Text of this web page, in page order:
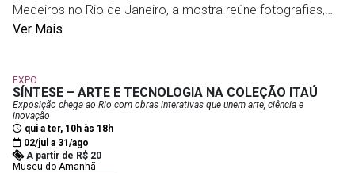
Paço Imperial- Praça XV - Centro
Medeiros no Rio de Janeiro, a mostra reúne fotografias,
pesquisa documental e registros audiovisuais sobre os
afetadas pela mineração e propõe uma reflexão sobre os
impactos ambientais, sociais e culturais provocados pelo
avanço da atividade extrativista em uma região que
concentra a maior parte das reservas brasileiras do
mineral. A programação inclui ainda a exibição do
Ver Mais
EXPO
SÍNTESE – ARTE E TECNOLOGIA NA COLEÇÃO ITAÚ
Exposição chega ao Rio com obras interativas que unem arte, ciência e
inovação
qui a ter, 10h às 18h
02/jul a 31/ago
A partir de R$ 20
Museu do Amanhã